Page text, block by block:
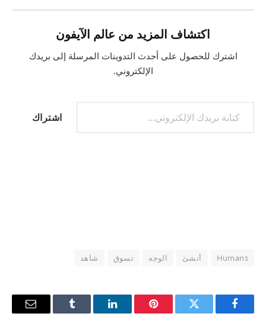
اكتشاف المزيد من عالم الآيفون
اشترك للحصول على أحدث التدوينات المرسلة إلى بريدك
الإلكتروني.
كتابة بريدك الإلكتروني...
اشتراك
Humans أنشئ الوجه تسوق شاهد
فيسبوك تويتر بينتيريستلينكدإن Tumblr
البريد